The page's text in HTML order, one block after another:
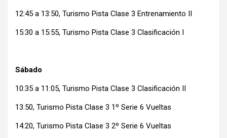
12:45 a 13:50, Turismo Pista Clase 3 Entrenamiento II
15:30 a 15:55, Turismo Pista Clase 3 Clasificación I
Sábado
10:35 a 11:05, Turismo Pista Clase 3 Clasificación II
13:50, Turismo Pista Clase 3 1º Serie 6 Vueltas
14:20, Turismo Pista Clase 3 2º Serie 6 Vueltas